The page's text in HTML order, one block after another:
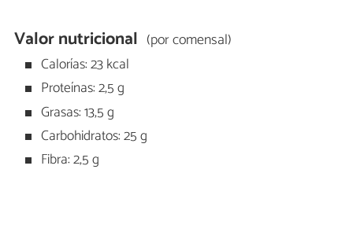
Valor nutricional (por comensal)
Calorías: 23 kcal
Proteínas: 2,5 g
Grasas: 13,5 g
Carbohidratos: 25 g
Fibra: 2,5 g